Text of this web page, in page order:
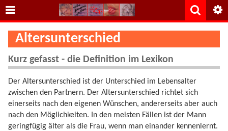
Altersunterschied
Kurz gefasst - die Definition im Lexikon
Der Altersunterschied ist der Unterschied im Lebensalter
zwischen den Partnern. Der Altersunterschied richtet sich
einerseits nach den eigenen Wünschen, andererseits aber auch
nach den Möglichkeiten. In den meisten Fällen ist der Mann
geringfügig älter als die Frau, wenn man einander kennenlernt.